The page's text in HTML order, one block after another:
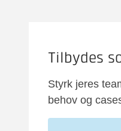
Tilbydes
Styrk jeres
behov og